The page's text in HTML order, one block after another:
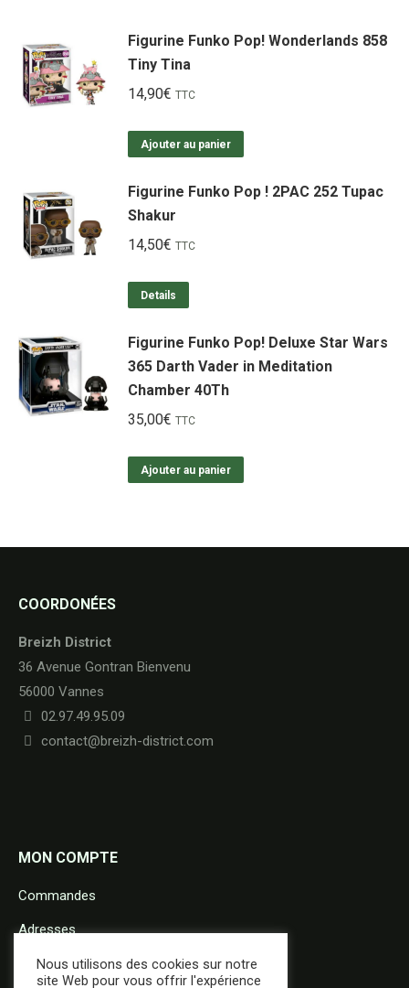
Figurine Funko Pop! Wonderlands 858
Tiny Tina
14,90€ TTC
Ajouter au panier
Figurine Funko Pop ! 2PAC 252 Tupac
Shakur
14,50€ TTC
Details
Figurine Funko Pop! Deluxe Star Wars
365 Darth Vader in Meditation
Chamber 40Th
35,00€ TTC
Ajouter au panier
COORDONÉES
Breizh District
36 Avenue Gontran Bienvenu
56000 Vannes
02.97.49.95.09
contact@breizh-district.com
MON COMPTE
Commandes
Adresses
Détails du compte
Nous utilisons des cookies sur notre
site Web pour vous offrir l'expérience